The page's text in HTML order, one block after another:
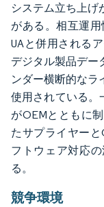
システム立ち上げ
がある。相互運
UAと併用される
デジタル製品デー
ンダー横断的なラ
使用されている。
がOEMとともに
たサプライヤー
フトウェア対応
る。
競争環境